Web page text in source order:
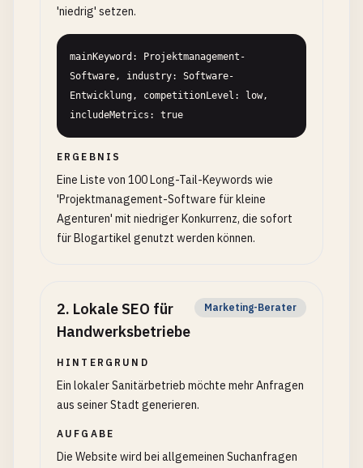
'niedrig' setzen.
mainKeyword: Projektmanagement-
Software, industry: Software-
Entwicklung, competitionLevel: low,
includeMetrics: true
ERGEBNIS
Eine Liste von 100 Long-Tail-Keywords wie
'Projektmanagement-Software für kleine
Agenturen' mit niedriger Konkurrenz, die sofort
für Blogartikel genutzt werden können.
2. Lokale SEO für
Handwerksbetriebe
Marketing-Berater
HINTERGRUND
Ein lokaler Sanitärbetrieb möchte mehr Anfragen
aus seiner Stadt generieren.
AUFGABE
Die Website wird bei allgemeinen Suchanfragen